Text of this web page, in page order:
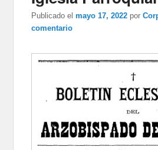
Publicado el mayo 17, 2022 por
comentario